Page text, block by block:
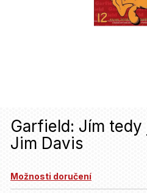
Garfield: Jím tedy
Jim Davis
Možnosti doručení
n
a
í